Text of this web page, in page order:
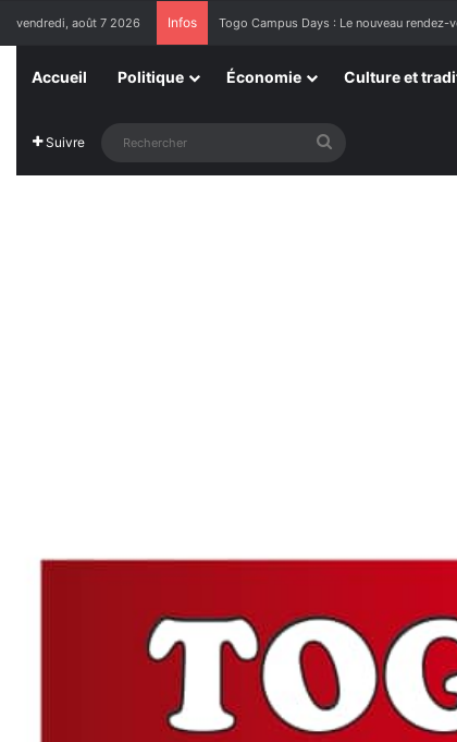
vendredi, août 7 2026 Infos 1ère Édition des Grandes Retrouvailles
Accueil Politique Économie Culture et
Suivre